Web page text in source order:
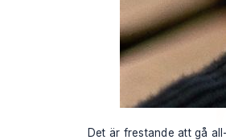
Det är frestande att gå